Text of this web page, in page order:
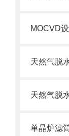
单晶炉滤